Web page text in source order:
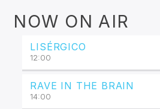
NOW ON AIR
LISÉRGICO
12:00
RAVE IN THE BRAIN
14:00